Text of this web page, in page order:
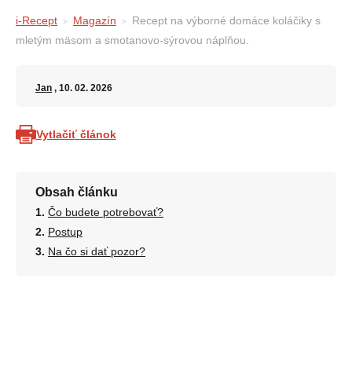
i-Recept Magazín
Recept na výborné domáce koláčiky s
mletým mäsom a smotanovo-sýrovou náplňou.
Jan , 10. 02. 2026
Vytlačiť článok
Obsah článku
Čo budete potrebovať?
Postup
Na čo si dať pozor?